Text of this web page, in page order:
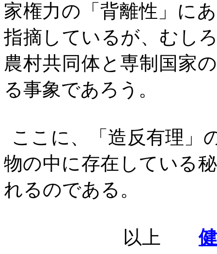
家権力の「背離性」に
指摘しているが、むし
農村共同体と専制国家
る事象であろう。
ここに、「造反有理」
物の中に存在している
れるのである。
以上